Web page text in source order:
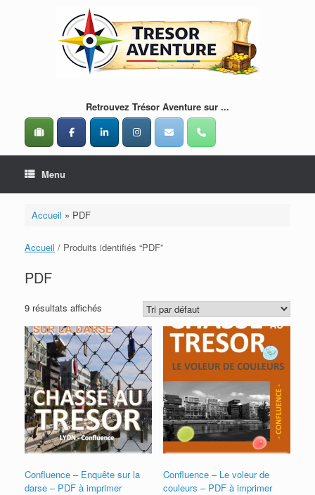
Retrouvez Trésor Aventure sur ...
Menu
Accueil » PDF
Accueil / Produits identifiés “PDF”
PDF
9 résultats affichés
Confluence – Enquête sur la
darse – PDF à imprimer
Confluence – Le voleur de
couleurs – PDF à imprimer